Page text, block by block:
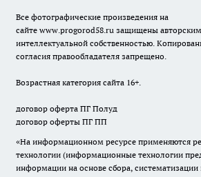
Все фотографические произведения на
сайте www.progorod58.ru защищены
интеллектуальной собственностью.
согласия правообладателя запрещено.
Возрастная категория сайта 16+.
договор оферта ПГ Полуд
договор оферты ПГ ПП
«На информационном ресурсе применяются
технологии (информационные технологии
информации на основе сбора, систематизации